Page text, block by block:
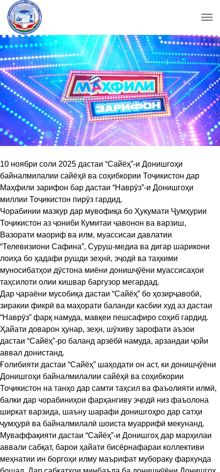
10 ноябри соли 2025 дастаи “Сайёҳ”-и Донишгоҳи
байналмилалии сайёҳӣ ва соҳибкории Тоҷикистон дар
Маҳфили зарифон бар дастаи “Наврӯз”-и Донишгоҳи
миллии Тоҷикистон пирӯз гардид.
Чорабинии мазкур дар мувофиқа бо Ҳукумати Ҷумҳурии
Тоҷикистон аз ҷониби Кумитаи ҷавонон ва варзиш,
Вазорати маориф ва илм, муассисаи давлатии
“Телевизиони Сафина”, Суруш-медиа ва дигар шарикони
лоиҳа бо ҳадафи рушди зеҳнӣ, эҷодӣ ва таҳкими
муносибатҳои дӯстона миёни донишҷӯёни муассисаҳои
таҳсилоти олии кишвар баргузор мегардад.
Дар ҷараёни мусобиқа дастаи “Сайёҳ” бо ҳозирҷавобӣ,
зиракии фикрӣ ва маҳорати баланди касбии худ аз дастаи
“Наврӯз” фарқ намуда, мавқеи пешсафиро соҳиб гардид.
Ҳайати доварон ҳунар, зеҳн, шӯхиву зарофати аъзои
дастаи “Сайёҳ”-ро баланд арзёбӣ намуда, арзандаи ҷойи
аввал донистанд.
Ғолибияти дастаи “Сайёҳ” шаҳодати он аст, ки донишҷӯёни
Донишгоҳи байналмилалии сайёҳӣ ва соҳибкории
Тоҷикистон на танҳо дар самти таҳсил ва фаъолияти илмӣ,
балки дар чорабиниҳои фарҳангиву эҷодӣ низ фаъолона
ширкат варзида, шаъну шарафи донишгоҳро дар сатҳи
ҷумҳурӣ ва байналмилалӣ шоиста муаррифӣ мекунанд.
Муваффақияти дастаи “Сайёҳ”-и Донишгоҳ дар марҳилаи
аввали сабқат, барои ҳайати бисёрнафараи коллективи
меҳнатии ин боргоҳи илму маърифат мубораку фархунда